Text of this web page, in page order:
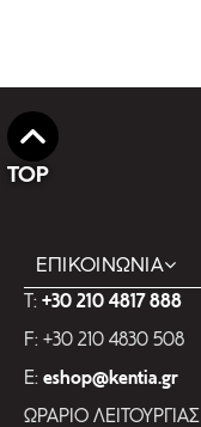
TOP
ΕΠΙΚΟΙΝΩΝΙΑ
T: +30 210 4817 888
F: +30 210 4830 508
E: eshop@kentia.gr
ΩΡΑΡΙΟ ΛΕΙΤΟΥΡΓΙΑΣ